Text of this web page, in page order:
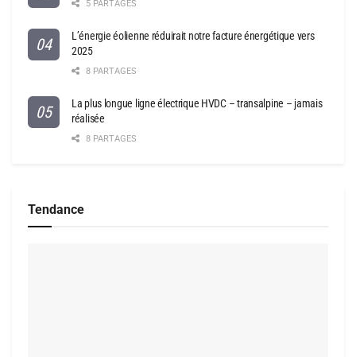
5 PARTAGES
L’énergie éolienne réduirait notre facture énergétique vers
2025
8 PARTAGES
La plus longue ligne électrique HVDC – transalpine – jamais
réalisée
8 PARTAGES
Tendance